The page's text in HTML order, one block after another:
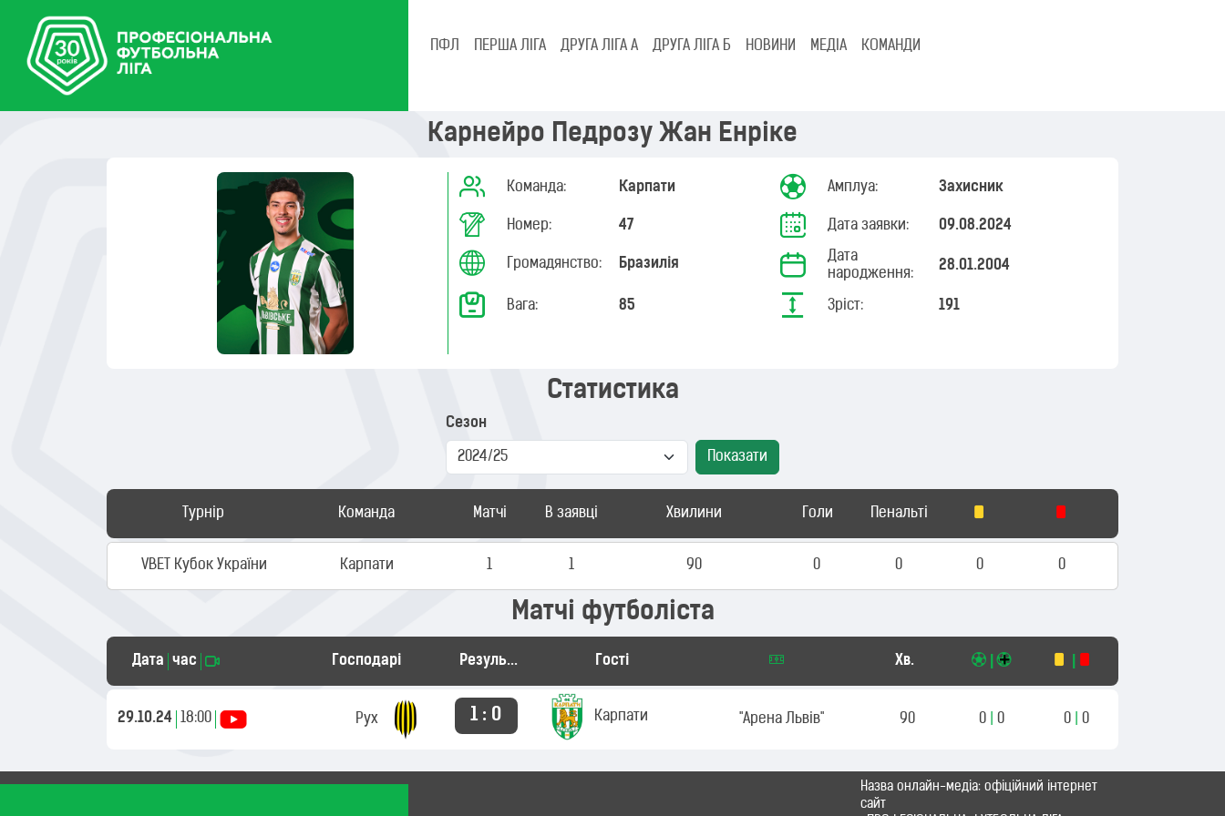
ПФЛ ПЕРША ЛІГА ДРУГА ЛІГА А ДРУГА ЛІГА Б НОВИНИ МЕДІА КОМАНДИ
Карнейро Педрозу Жан Енріке
Команда: Карпати Амплуа: Захисник
Номер: 47 Дата заявки: 09.08.2024
Громадянство: Бразилія
Дата
народження:
28.01.2004
Вага: 85 Зріст: 191
Статистика
Сезон
Показати
Турнір Команда Матчі В заявці Хвилини Голи Пенальті
VBET Кубок України Карпати 1 1 90 0 0 0 0
Матчі футболіста
Дата час Господарі Результат Гості Хв.
29.10.24 18:00 Рух 1 : 0 Карпати "Арена Львів" 90 0 0 0 0
Назва онлайн-медіа: офіційний інтернет
сайт